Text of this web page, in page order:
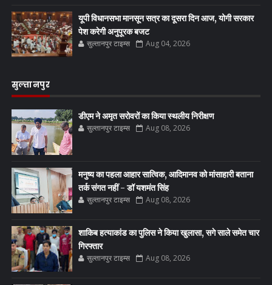
यूपी विधानसभा मानसून सत्र का दूसरा दिन आज, योगी सरकार
पेश करेगी अनुपूरक बजट
सुल्तानपुर टाइम्स Aug 04, 2026
सुल्तानपुर
डीएम ने अमृत सरोवरों का किया स्थलीय निरीक्षण
सुल्तानपुर टाइम्स Aug 08, 2026
मनुष्य का पहला आहार सात्विक, आदिमानव को मांसाहारी बताना
तर्क संगत नहीं - डॉ यशमंत सिंह
सुल्तानपुर टाइम्स Aug 08, 2026
शाकिब हत्याकांड का पुलिस ने किया खुलासा, सगे साले समेत चार
गिरफ्तार
सुल्तानपुर टाइम्स Aug 08, 2026